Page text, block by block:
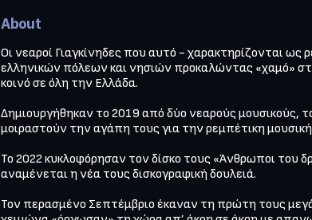
About
Οι νεαροί Γιαγκίνηδες που αυτό - χαρακτηρίζονται
ελληνικών πόλεων και νησιών προκαλώντας «χαμό»
κοινό σε όλη την Ελλάδα.
Δημιουργήθηκαν το 2019 από δύο νεαρούς μουσικούς,
μοιραστούν την αγάπη τους για την ρεμπέτικη
To 2022 κυκλοφόρησαν τον δίσκο τους «Άνθρωποι του
αναμένεται η νέα τους δισκογραφική δουλειά.
Τον περασμένο Σεπτέμβριο έκαναν τη πρώτη τους